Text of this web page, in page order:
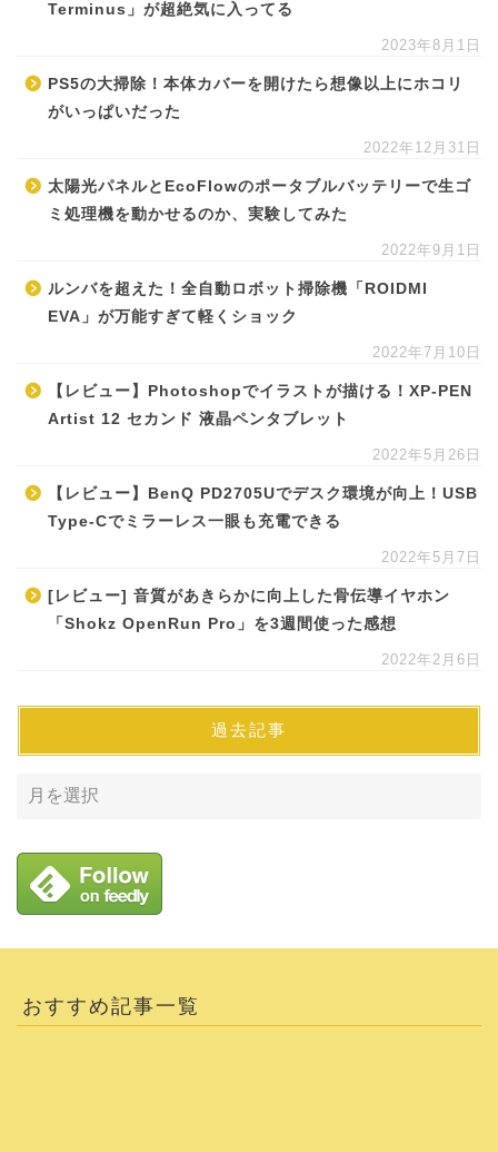
Terminus」が超絶気に入ってる
2023年8月1日
PS5の大掃除！本体カバーを開けたら想像以上にホコリ
がいっぱいだった
2022年12月31日
太陽光パネルとEcoFlowのポータブルバッテリーで生ゴ
ミ処理機を動かせるのか、実験してみた
2022年9月1日
ルンバを超えた！全自動ロボット掃除機「ROIDMI
EVA」が万能すぎて軽くショック
2022年7月10日
【レビュー】Photoshopでイラストが描ける！XP-PEN
Artist 12 セカンド 液晶ペンタブレット
2022年5月26日
【レビュー】BenQ PD2705Uでデスク環境が向上！USB
Type-Cでミラーレス一眼も充電できる
2022年5月7日
[レビュー] 音質があきらかに向上した骨伝導イヤホン
「Shokz OpenRun Pro」を3週間使った感想
2022年2月6日
過去記事
おすすめ記事一覧